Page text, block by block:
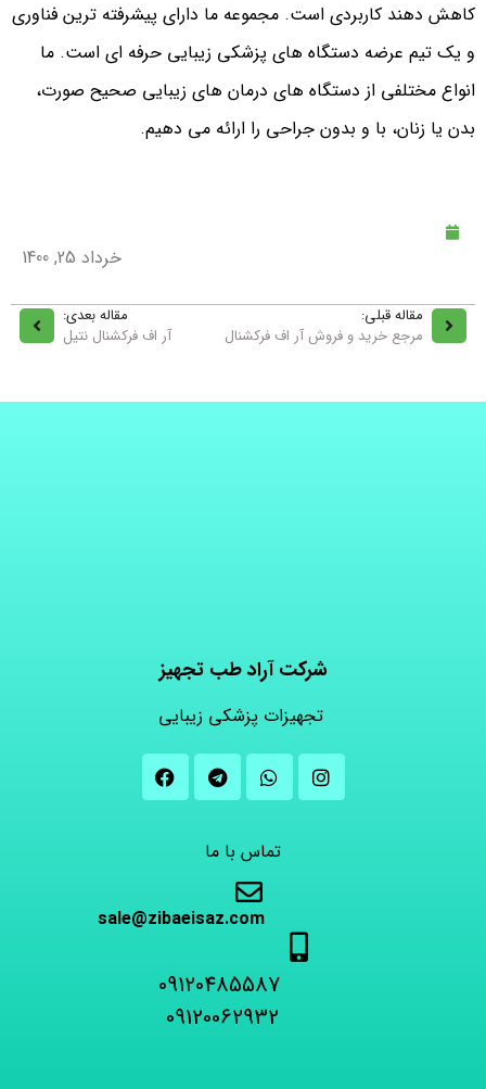
کاهش دهند کاربردی است. مجموعه ما دارای پیشرفته ترین فناوری
و یک تیم عرضه دستگاه های پزشکی زیبایی حرفه ای است. ما
انواع مختلفی از دستگاه های درمان های زیبایی صحیح صورت،
بدن یا زنان، با و بدون جراحی را ارائه می دهیم.
خرداد 25, 1400
مقاله قبلی:
مرجع خرید و فروش آر اف فرکشنال
مقاله بعدی:
آر اف فرکشنال نتیل
شرکت آراد طب تجهیز
تجهیزات پزشکی زیبایی
تماس با ما
sale@zibaeisaz.com
09120485587